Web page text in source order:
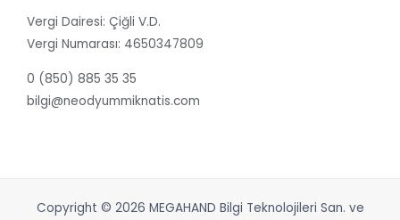
Vergi Dairesi: Çiğli V.D.
Vergi Numarası: 4650347809
0 (850) 885 35 35
bilgi@neodyummiknatis.com
Copyright © 2026 MEGAHAND Bilgi Teknolojileri San. ve